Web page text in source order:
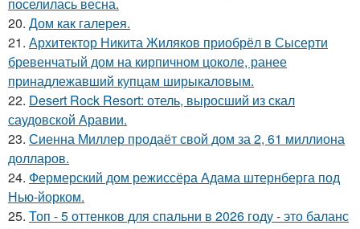
поселилась весна.
20. Дом как галерея.
21. Архитектор Никита Жиляков приобрёл в Сысерти
бревенчатый дом на кирпичном цоколе, ранее
принадлежавший купцам ширыкаловым.
22. Desert Rock Resort: отель, выросший из скал
саудовской Аравии.
23. Сиенна Миллер продаёт свой дом за 2, 61 миллиона
долларов.
24. Фермерский дом режиссёра Адама штернберга под
Нью-йорком.
25. Топ - 5 оттенков для спальни в 2026 году - это баланс